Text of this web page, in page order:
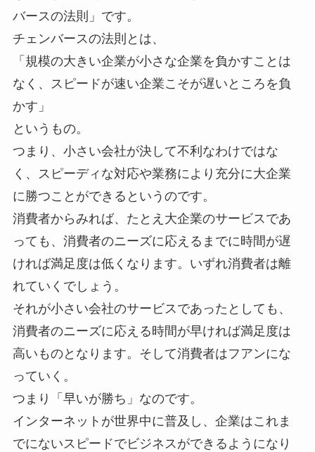
バースの法則」です。
チェンバースの法則とは、
「規模の大きい企業が小さな企業を負かすことは
なく、スピードが速い企業こそが遅いところを負
かす」
というもの。
つまり、小さい会社が決して不利なわけではな
く、スピーディな対応や業務により充分に大企業
に勝つことができるというのです。
消費者からみれば、たとえ大企業のサービスであ
っても、消費者のニーズに応えるまでに時間が遅
ければ満足度は低くなります。いずれ消費者は離
れていくでしょう。
それが小さい会社のサービスであったとしても、
消費者のニーズに応える時間が早ければ満足度は
高いものとなります。そして消費者はフアンにな
っていく。
つまり
「早いが勝ち」 なのです。
インターネットが世界中に普及し、企業はこれま
でにないスピードでビジネスができるようになり